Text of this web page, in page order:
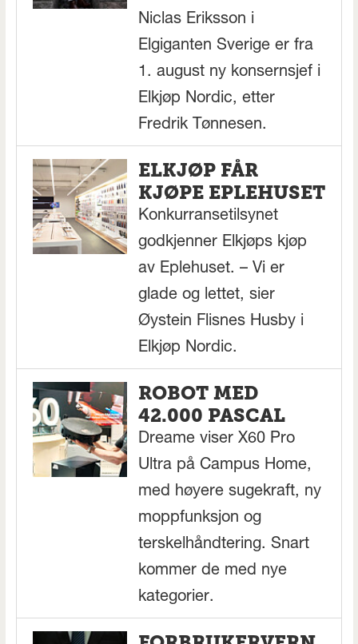
Niclas Eriksson i
Elgiganten Sverige er fra
1. august ny konsernsjef i
Elkjøp Nordic, etter
Fredrik Tønnesen.
ELKJØP FÅR
KJØPE EPLEHUSET
Konkurransetilsynet
godkjenner Elkjøps kjøp
av Eplehuset. – Vi er
glade og lettet, sier
Øystein Flisnes Husby i
Elkjøp Nordic.
ROBOT MED
42.000 PASCAL
Dreame viser X60 Pro
Ultra på Campus Home,
med høyere sugekraft, ny
moppfunksjon og
terskelhåndtering. Snart
kommer de med nye
kategorier.